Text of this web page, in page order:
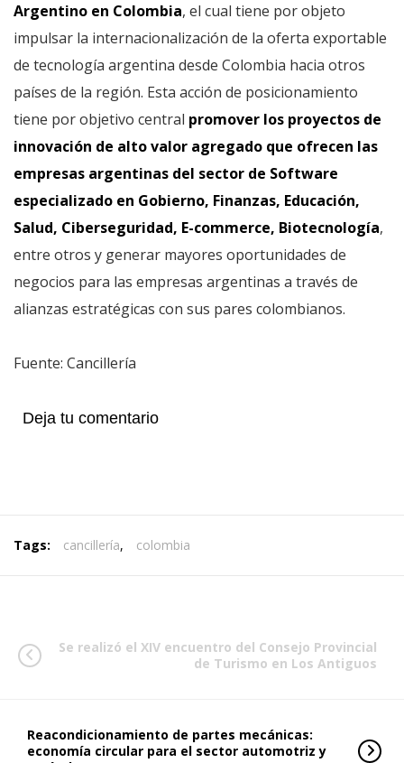
Argentino en Colombia, el cual tiene por objeto
impulsar la internacionalización de la oferta exportable
de tecnología argentina desde Colombia hacia otros
países de la región. Esta acción de posicionamiento
tiene por objetivo central promover los proyectos de
innovación de alto valor agregado que ofrecen las
empresas argentinas del sector de Software
especializado en Gobierno, Finanzas, Educación,
Salud, Ciberseguridad, E-commerce, Biotecnología,
entre otros y generar mayores oportunidades de
negocios para las empresas argentinas a través de
alianzas estratégicas con sus pares colombianos.
Fuente: Cancillería
Deja tu comentario
Tags: cancillería, colombia
Se realizó el XIV encuentro del Consejo Provincial
de Turismo en Los Antiguos
Reacondicionamiento de partes mecánicas:
economía circular para el sector automotriz y